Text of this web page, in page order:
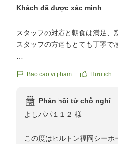
Khách đã được xác minh
スタッフの対応と朝食は満足、
スタッフの方達もとても丁寧で
汚かったです(笑)
朝食も各国のメニューがあり満
クチコミの詳細はこちらから
reviewId=33123478273386
Báo cáo vi phạm Hữu ích
Phản hồi từ chỗ nghỉ
よしパパ１１２ 様
この度はヒルトン福岡シーホ